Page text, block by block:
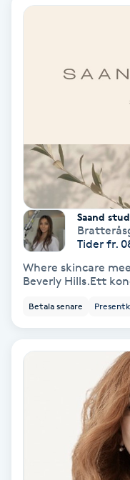
Paraffinbehandling
Permanent
Permanent
Personal shopper
Personlig tränare
Picolaser
Pigmentbehandling
Pigmentfläckar
Saand
Tider fr.
Where skincare
Beverly Hills.Ett
Betala senare